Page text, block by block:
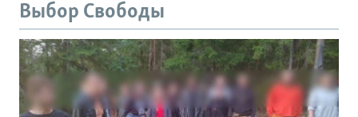
Выбор Свободы